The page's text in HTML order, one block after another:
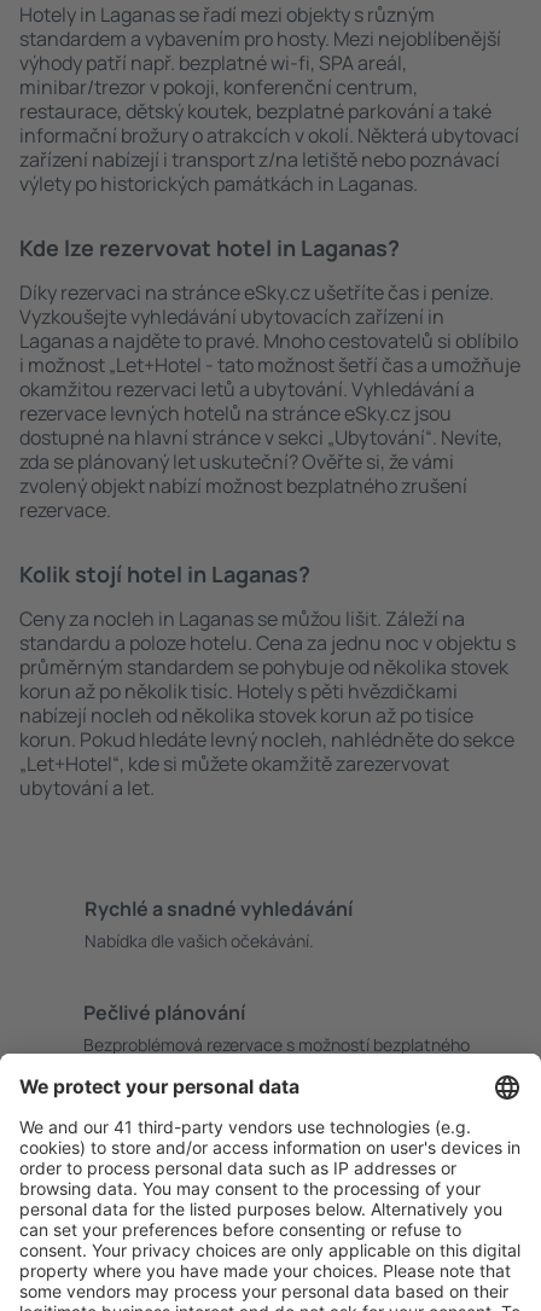
Hotely in Laganas se řadí mezi objekty s různým
standardem a vybavením pro hosty. Mezi nejoblíbenější
výhody patří např. bezplatné wi-fi, SPA areál,
minibar/trezor v pokoji, konferenční centrum,
restaurace, dětský koutek, bezplatné parkování a také
informační brožury o atrakcích v okolí. Některá ubytovací
zařízení nabízejí i transport z/na letiště nebo poznávací
výlety po historických památkách in Laganas.
Kde lze rezervovat hotel in Laganas?
Díky rezervaci na stránce eSky.cz ušetříte čas i peníze.
Vyzkoušejte vyhledávání ubytovacích zařízení in
Laganas a najděte to pravé. Mnoho cestovatelů si oblíbilo
i možnost „Let+Hotel - tato možnost šetří čas a umožňuje
okamžitou rezervaci letů a ubytování. Vyhledávání a
rezervace levných hotelů na stránce eSky.cz jsou
dostupné na hlavní stránce v sekci „Ubytování“. Nevíte,
zda se plánovaný let uskuteční? Ověřte si, že vámi
zvolený objekt nabízí možnost bezplatného zrušení
rezervace.
Kolik stojí hotel in Laganas?
Ceny za nocleh in Laganas se můžou lišit. Záleží na
standardu a poloze hotelu. Cena za jednu noc v objektu s
průměrným standardem se pohybuje od několika stovek
korun až po několik tisíc. Hotely s pěti hvězdičkami
nabízejí nocleh od několika stovek korun až po tisíce
korun. Pokud hledáte levný nocleh, nahlédněte do sekce
„Let+Hotel“, kde si můžete okamžitě zarezervovat
ubytování a let.
Rychlé a snadné vyhledávání
Nabídka dle vašich očekávání.
Pečlivé plánování
Bezproblémová rezervace s možností bezplatného
S námi ušetříte
Atraktivní ceny a speciální nabídky pro přihlášené
uživatele.
Ubytování dle vašeho gusta
Vyberte si z více než 1.3 milionu zařízení: hotelů,
apartmánů, chat a dalších.